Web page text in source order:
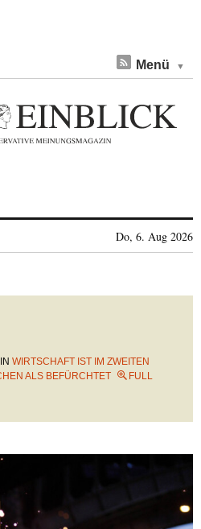
Menü
Do, 6. Aug 2026
IN WIRTSCHAFT IST IM ZWEITEN
ALS BEFÜRCHTET
FULL